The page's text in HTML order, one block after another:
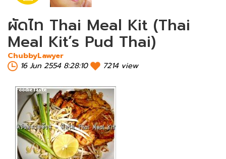
ผัดไท Thai Meal Kit (Thai
Meal Kit’s Pud Thai)
ChubbyLawyer
16 Jun 2554 8:28:10
7214 view